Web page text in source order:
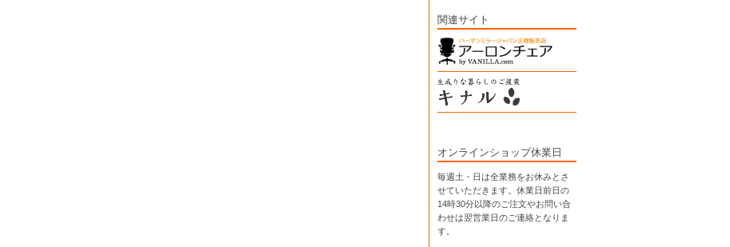
関連サイト
オンラインショップ休業日
毎週土・日は全業務をお休みとさ
せていただきます。休業日前日の
14時30分以降のご注文やお問い合
わせは翌営業日のご連絡となりま
す。